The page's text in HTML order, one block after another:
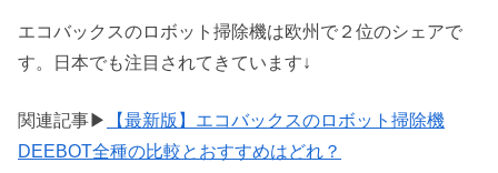
エコバックスのロボット掃除機は欧州で２位のシェアで
す。日本でも注目されてきています↓
関連記事▶
【最新版】エコバックスのロボット掃除機
DEEBOT全種の比較とおすすめはどれ？